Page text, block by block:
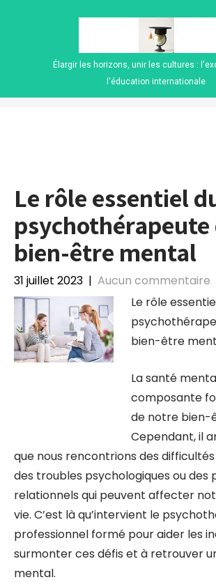
Élargir les horizons, unir les cultures :
l'éducation internationale
Le rôle essentiel
psychothérapeute
bien-être mental
31 juillet 2023 | Aucun commentaire
Le rôle
bien-être
La santé
composante
de notre bien-
Cependant, il
que nous rencontrions des
des troubles psychologiques ou des
relationnels qui peuvent affecter
vie. C’est là qu’intervient le
professionnel formé pour aider les
surmonter ces défis et à retrouver
mental.